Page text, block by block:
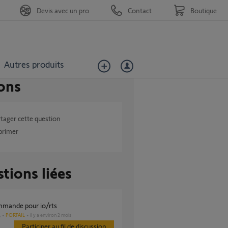
Autres produits
Devis avec un pro Contact Boutique
cette question
liées
pour io/rts
PORTAIL il y a environ 2 mois
Participer au fil de discussion